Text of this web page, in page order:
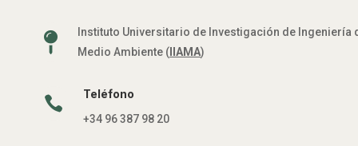

Instituto Universitario de Investigación de Ingeniería
Medio Ambiente (IIAMA)
 Teléfono
+34 96 387 98 20